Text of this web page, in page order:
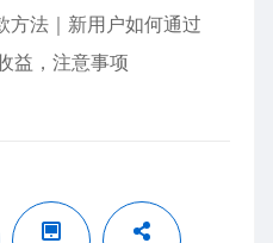
方法｜新用户如何通过
益，注意事项